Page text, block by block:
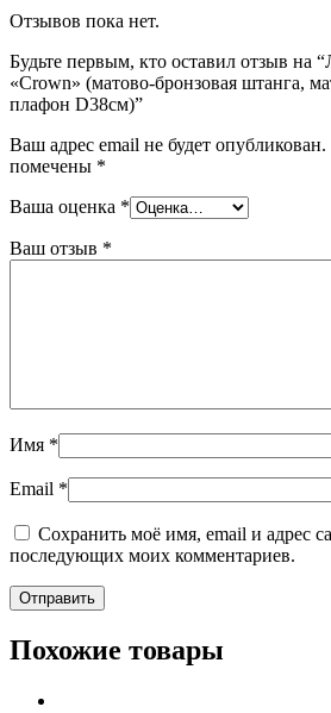
Отзывов пока нет.
Будьте первым, кто оставил отзыв на
«Crown» (матово-бронзовая штанга,
плафон D38см)”
Ваш адрес email не будет опубликован.
помечены *
Ваша оценка *
Ваш отзыв *
Имя *
Email *
Сохранить моё имя, email и адрес
последующих моих комментариев.
Похожие товары